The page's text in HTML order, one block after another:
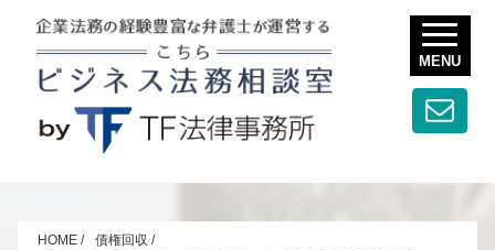
HOME / 債権回収 /
MENU